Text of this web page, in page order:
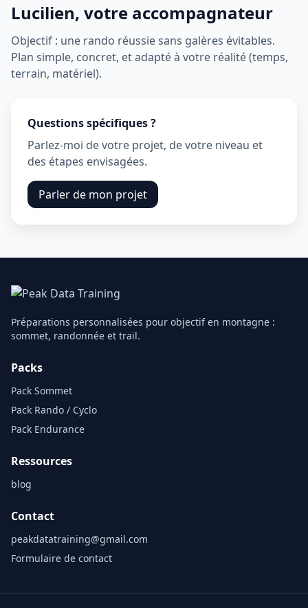
Lucilien, votre accompagnateur
Objectif : une rando réussie sans galères évitables.
Plan simple, concret, et adapté à votre réalité (temps,
terrain, matériel).
Questions spécifiques ?
Parlez‑moi de votre projet, de votre niveau et
des étapes envisagées.
Parler de mon projet
Préparations personnalisées pour objectif en montagne :
sommet, randonnée et trail.
Packs
Pack Sommet
Pack Rando / Cyclo
Pack Endurance
Ressources
blog
Contact
peakdatatraining@gmail.com
Formulaire de contact